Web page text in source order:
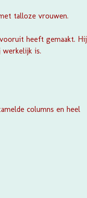
talloze vrouwen.
heeft gemaakt. Hij
is.
columns en heel